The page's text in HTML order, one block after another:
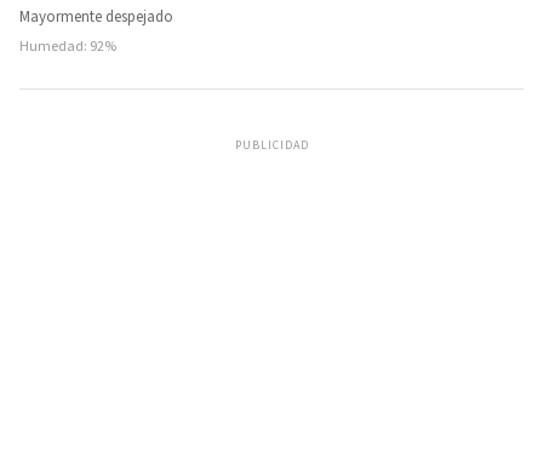
Mayormente despejado
Humedad: 92%
PUBLICIDAD